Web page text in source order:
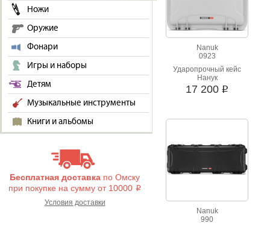
Ножи
Оружие
Фонари
Игры и наборы
Детям
Музыкальные инструменты
Книги и альбомы
Бесплатная доставка по Омску
при покупке на сумму от 10000 i
Условия доставки
Nanuk
0923
Ударопрочный кейс
Нанук
17 200 i
Nanuk
990